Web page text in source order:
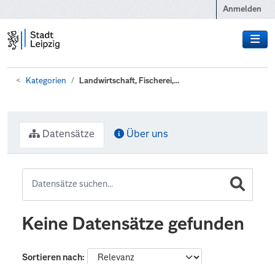
Anmelden
Kategorien Landwirtschaft, Fischerei,...
Datensätze Über uns
Keine Datensätze gefunden
Sortieren nach